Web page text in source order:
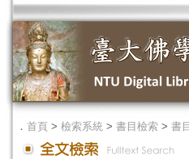
． 首頁 > 檢索系統 > 書目檢索 > 書